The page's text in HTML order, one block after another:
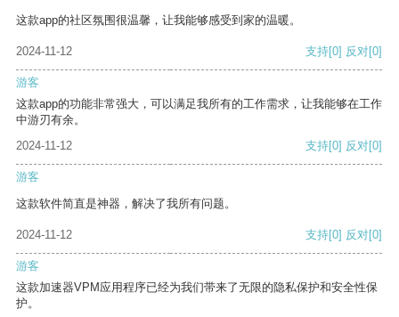
这款app的社区氛围很温馨，让我能够感受到家的温暖。
2024-11-12 支持[0] 反对[0]
游客
这款app的功能非常强大，可以满足我所有的工作需求，让我能够在工作
中游刃有余。
2024-11-12
支持[0] 反对[0]
游客
这款软件简直是神器，解决了我所有问题。
2024-11-12 支持[0] 反对[0]
游客
这款加速器VPM应用程序已经为我们带来了无限的隐私保护和安全性保
护。